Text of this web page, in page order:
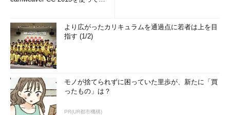
より広がったカリキュラムを通過点に若者は上を目
指す (1/2)
モノが捨てられずに困っていた里歩が、新たに「買
ったもの」は？
PR(UR都市機構)